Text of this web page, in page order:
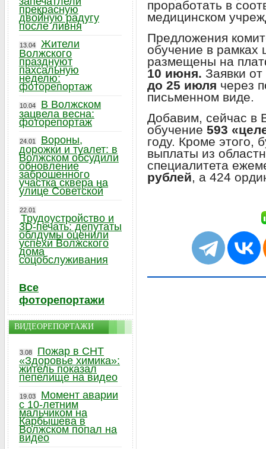
проработать в
медицинском
Предложения
обучение в рамках
размещены на
10 июня. Заявки
до 25 июля через
письменном виде.
Добавим, сейчас в
обучение 593
году. Кроме этого,
выплаты из
специалитета
рублей, а 424
прекрасную
двойную радугу
после ливня
13.04
Жители
Волжского
празднуют
пахсальную
неделю:
фоторепортаж
10.04
В Волжском
зацвела весна:
фоторепортаж
24.01
Вороны,
дорожки и туалет: в
Волжском обсудили
обновление
заброшенного
участка сквера на
улице Советской
22.01
Трудоустройство и
3D-печать: депутаты
облдумы оценили
успехи Волжского
дома
соцобслуживания
Все
фоторепортажи
ВИДЕОРЕПОРТАЖИ
3.08
Пожар в СНТ
«Здоровье химика»:
житель показал
пепелище на видео
19.03
Момент аварии
с 10-летним
мальчиком на
Карбышева в
Волжском попал на
видео